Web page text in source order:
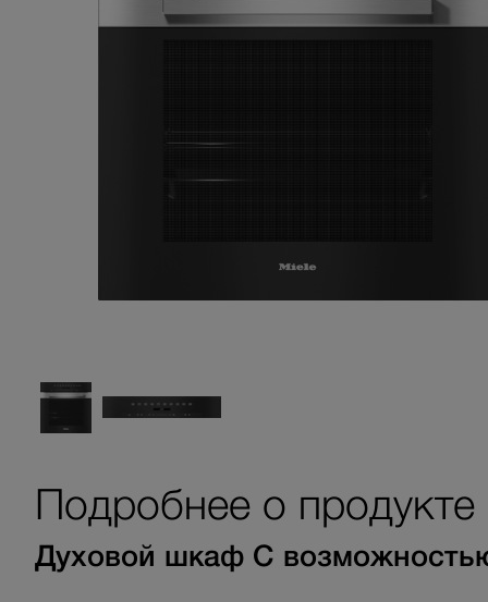
Подробнее о продукте
Духовой шкаф С